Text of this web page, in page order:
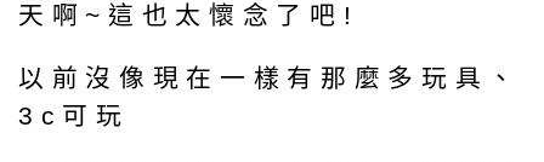
天啊~這也太懷念了吧!
以前沒像現在一樣有那麼多玩具、
3c可玩